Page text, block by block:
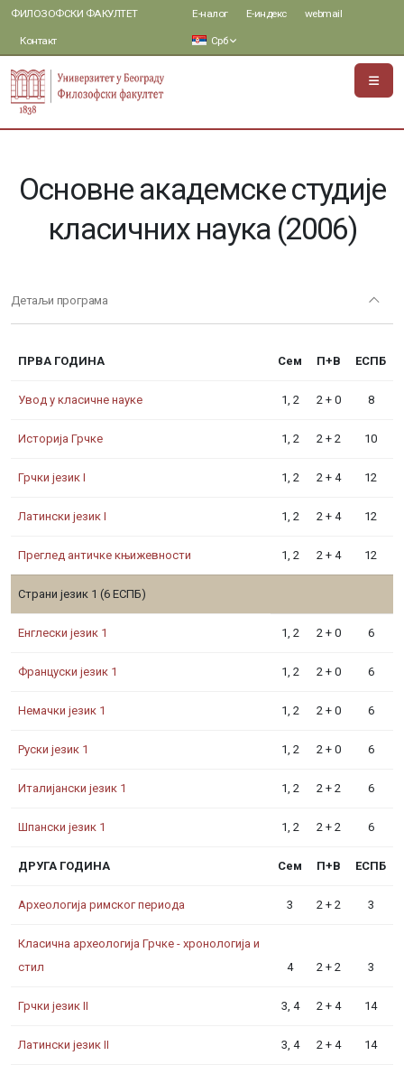
ФИЛОЗОФСКИ ФАКУЛТЕТ
Контакт
Е-налог Е-индекс webmail
Срб
Основне академске студије
класичних наука (2006)
Детаљи програма
ПРВА ГОДИНА Сем П+В ЕСПБ
Увод у класичне науке 1, 2 2 + 0 8
Историја Грчке 1, 2 2 + 2 10
Грчки језик I 1, 2 2 + 4 12
Латински језик I 1, 2 2 + 4 12
Преглед античке књижевности 1, 2 2 + 4 12
Страни језик 1 (6 ЕСПБ)
Енглески језик 1 1, 2 2 + 0 6
Француски језик 1 1, 2 2 + 0 6
Немачки језик 1 1, 2 2 + 0 6
Руски језик 1 1, 2 2 + 0 6
Италијански језик 1 1, 2 2 + 2 6
Шпански језик 1 1, 2 2 + 2 6
ДРУГА ГОДИНА Сем П+В ЕСПБ
Археологија римског периода 3 2 + 2 3
Класична археологија Грчке - хронологија и
стил
4 2 + 2 3
Грчки језик II 3, 4 2 + 4 14
Латински језик II 3, 4 2 + 4 14